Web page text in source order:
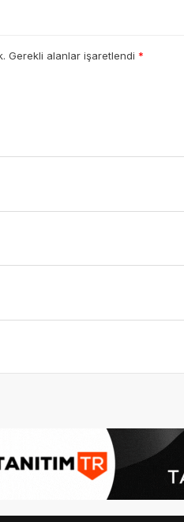
Gerekli alanlar işaretlendi *